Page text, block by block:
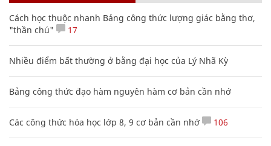
Cách học thuộc nhanh Bảng công thức lượng giác bằng thơ,
"thần chú"
17
Nhiều điểm bất thường ở bằng đại học của Lý Nhã Kỳ
Bảng công thức đạo hàm nguyên hàm cơ bản cần nhớ
Các công thức hóa học lớp 8, 9 cơ bản cần nhớ 106